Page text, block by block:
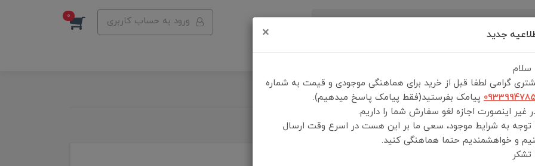
ورود به حساب کاربری 0
جانبی کامپیوتر
نمایش:
جدید ×
سلام
گرامی لطفا قبل از خرید برای هماهنگی موجودی و قیمت به شماره
پیامک بفرستید(فقط پیامک پاسخ میدهیم).
غیر اینصورت اجازه لغو سفارش شما را داریم.
توجه به شرایط موجود، سعی ما بر این هست در اسرع وقت ارسال
و خواهشمندیم حتما هماهنگی کنید.
تشکر